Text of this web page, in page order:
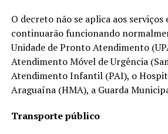
O decreto não se aplica aos serviços
continuarão funcionando
Unidade de Pronto Atendimento
Atendimento Móvel de Urgência
Atendimento Infantil (PAI), o
Araguaína (HMA), a Guarda
Transporte público